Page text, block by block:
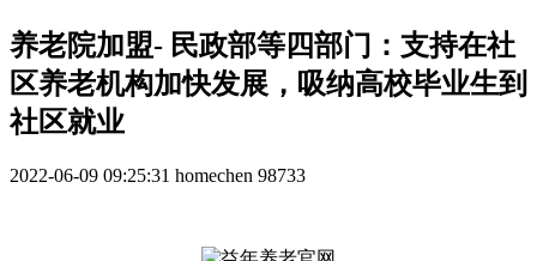
养老院加盟- 民政部等四部门：支持在社
区养老机构加快发展，吸纳高校毕业生到
社区就业
2022-06-09 09:25:31 homechen 98733